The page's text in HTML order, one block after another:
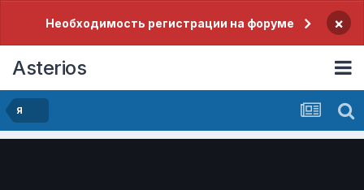
Необходимость регистрации на форуме ×
Asterios
Я